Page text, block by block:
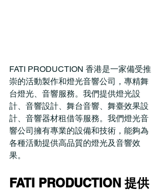
FATI PRODUCTION 香港是一家備受推
崇的活動製作和燈光音響公司，專精舞
台燈光、音響服務。我們提供燈光設
計、音響設計、舞台音響、舞臺效果設
計、音響器材租借等服務。我們燈光音
響公司擁有專業的設備和技術，能夠為
各種活動提供高品質的燈光及音響效
果。
FATI PRODUCTION 提供